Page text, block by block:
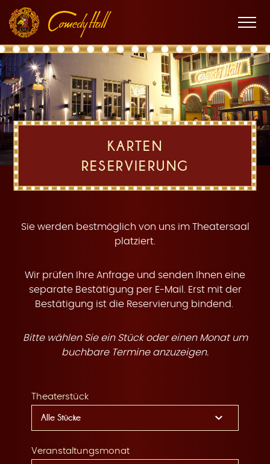
Hauptnavigation
Inhalt
Fußnavigation
K
a
r
e
Menü
KARTEN
RESERVIERUNG
Sie werden bestmöglich von uns im Theatersaal
platziert.
Wir prüfen Ihre Anfrage und senden Ihnen eine
separate Bestätigung per E-Mail. Erst mit der
Bestätigung ist die Reservierung bindend.
Bitte wählen Sie ein Stück oder einen Monat um
buchbare Termine anzuzeigen.
Theaterstück
Veranstaltungsmonat